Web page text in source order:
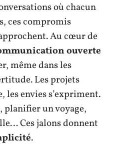
où chacun
ces compromis
Au cœur de
ouverte
même dans les
Les projets
les envies s’expriment.
planifier un voyage,
Ces jalons donnent
.